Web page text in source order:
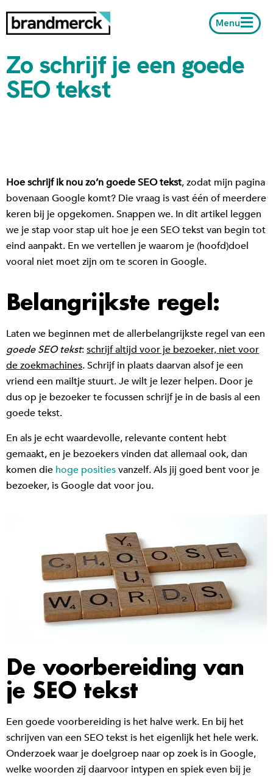
Menu
Zo schrijf je een goede
SEO tekst
Hoe schrijf ik nou zo’n goede SEO tekst, zodat mijn pagina
bovenaan Google komt? Die vraag is vast één of meerdere
keren bij je opgekomen. Snappen we. In dit artikel leggen
we je stap voor stap uit hoe je een SEO tekst van begin tot
eind aanpakt. En we vertellen je waarom je (hoofd)doel
vooral niet moet zijn om te scoren in Google.
Belangrijkste regel:
Laten we beginnen met de allerbelangrijkste regel van een
goede SEO tekst:schrijf altijd voor je bezoeker, niet voor
de zoekmachines. Schrijf in plaats daarvan alsof je een
vriend een mailtje stuurt. Je wilt je lezer helpen. Door je
dus op je bezoeker te focussen schrijf je in de basis al een
goede tekst.
En als je echt waardevolle, relevante content hebt
gemaakt, en je bezoekers vinden dat allemaal ook, dan
komen die hoge positiesvanzelf. Als jij goed bent voor je
bezoeker, is Google dat voor jou.
De voorbereiding van
je SEO tekst
Een goede voorbereiding is het halve werk. En bij het
schrijven van een SEO tekst is het eigenlijk het hele werk.
Onderzoek waar je doelgroep naar op zoek is in Google,
welke woorden zij daarvoor intypen en spiek even bij je